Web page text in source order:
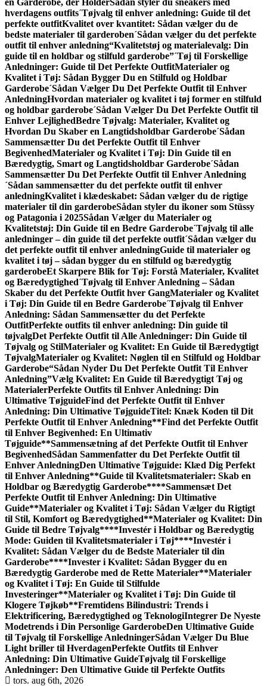
hverdagens outfits´Tøjvalg til enhver anledning: Guide til det
perfekte outfitKvalitet over kvantitet: Sådan vælger du de
bedste materialer til garderoben´Sådan vælger du det perfekte
outfit til enhver anledning“Kvalitetstøj og materialevalg: Din
guide til en holdbar og stilfuld garderobe”´Tøj til Forskellige
Anledninger: Guide til Det Perfekte OutfitMaterialer og
Kvalitet i Tøj: Sådan Bygger Du en Stilfuld og Holdbar
Garderobe´Sådan Vælger Du Det Perfekte Outfit til Enhver
AnledningHvordan materialer og kvalitet i tøj former en stilfuld
og holdbar garderobe´Sådan Vælger Du Det Perfekte Outfit til
Enhver LejlighedBedre Tøjvalg: Materialer, Kvalitet og
Hvordan Du Skaber en Langtidsholdbar Garderobe´Sådan
Sammensætter Du det Perfekte Outfit til Enhver
BegivenhedMaterialer og Kvalitet i Tøj: Din Guide til en
Bæredygtig, Smart og Langtidsholdbar Garderobe´Sådan
Sammensætter Du Det Perfekte Outfit til Enhver Anledning
´Sådan sammensætter du det perfekte outfit til enhver
anledningKvalitet i klædeskabet: Sådan vælger du de rigtige
materialer til din garderobeSådan styler du ikoner som Stüssy
og Patagonia i 2025Sådan Vælger du Materialer og
Kvalitetstøj: Din Guide til en Bedre Garderobe´Tøjvalg til alle
anledninger – din guide til det perfekte outfit´Sådan vælger du
det perfekte outfit til enhver anledningGuide til materialer og
kvalitet i tøj – sådan bygger du en stilfuld og bæredygtig
garderobeEt Skarpere Blik for Tøj: Forstå Materialer, Kvalitet
og Bæredygtighed´Tøjvalg til Enhver Anledning – Sådan
Skaber du det Perfekte Outfit hver GangMaterialer og Kvalitet
i Tøj: Din Guide til en Bedre Garderobe´Tøjvalg til Enhver
Anledning: Sådan Sammen­sætter du det Perfekte
OutfitPerfekte outfits til enhver anledning: Din guide til
tøjvalgDet Perfekte Outfit til Alle Anledninger: Din Guide til
Tøjvalg og StilMaterialer og Kvalitet: En Guide til Bæredygtigt
TøjvalgMaterialer og Kvalitet: Nøglen til en Stilfuld og Holdbar
Garderobe“Sådan Nyder Du Det Perfekte Outfit Til Enhver
Anledning”Vælg Kvalitet: En Guide til Bæredygtigt Tøj og
MaterialerPerfekte Outfits til Enhver Anledning: Din
Ultimative TøjguideFind det Perfekte Outfit til Enhver
Anledning: Din Ultimative TøjguideTitel: Knæk Koden til Dit
Perfekte Outfit til Enhver Anledning**Find det Perfekte Outfit
til Enhver Begivenhed: En Ultimativ
Tøjguide**Sammensætning af det Perfekte Outfit til Enhver
BegivenhedSådan Sammenfatter du Det Perfekte Outfit til
Enhver AnledningDen Ultimative Tøjguide: Klæd Dig Perfekt
til Enhver Anledning**Guide til Kvalitetsmaterialer: Skab en
Holdbar og Bæredygtig Garderobe****Sammensæt Det
Perfekte Outfit til Enhver Anledning: Din Ultimative
Guide**Materialer og Kvalitet i Tøj: Sådan Vælger du Rigtigt
til Stil, Komfort og Bæredygtighed**Materialer og Kvalitet: Din
Guide til Bedre Tøjvalg****Investér i Holdbar og Bæredygtig
Mode: Guiden til Kvalitetsmaterialer i Tøj****Investér i
Kvalitet: Sådan Vælger du de Bedste Materialer til din
Garderobe****Invester i Kvalitet: Sådan Bygger du en
Bæredygtig Garderobe med de Rette Materialer**Materialer
og Kvalitet i Tøj: En Guide til Stilfulde
Investeringer**Materialer og Kvalitet i Tøj: Din Guide til
Klogere Tøjkøb**Fremtidens Bilindustri: Trends i
Elektrificering, Bæredygtighed og TeknologiIntegrer De Nyeste
Modetrends i Din Personlige GarderobeDen Ultimative Guide
til Tøjvalg til Forskellige AnledningerSådan Vælger Du Blue
Light briller til HverdagenPerfekte Outfits til Enhver
Anledning: Din Ultimative GuideTøjvalg til Forskellige
Anledninger: Den Ultimative Guide til Perfekte Outfits
tors. aug 6th, 2026